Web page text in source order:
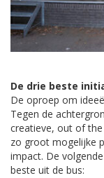
De drie beste
De oproep om
Tegen de
creatieve, out of
zo groot mogelijke
impact. De
beste uit de bus: